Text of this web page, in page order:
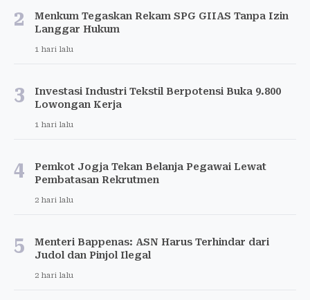
2
Menkum Tegaskan Rekam SPG GIIAS Tanpa Izin
Langgar Hukum
1 hari lalu
3
Investasi Industri Tekstil Berpotensi Buka 9.800
Lowongan Kerja
1 hari lalu
4
Pemkot Jogja Tekan Belanja Pegawai Lewat
Pembatasan Rekrutmen
2 hari lalu
5
Menteri Bappenas: ASN Harus Terhindar dari
Judol dan Pinjol Ilegal
2 hari lalu